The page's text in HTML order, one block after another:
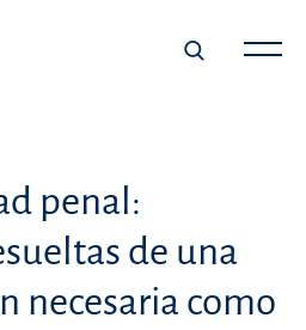
penal:
de una
necesaria como